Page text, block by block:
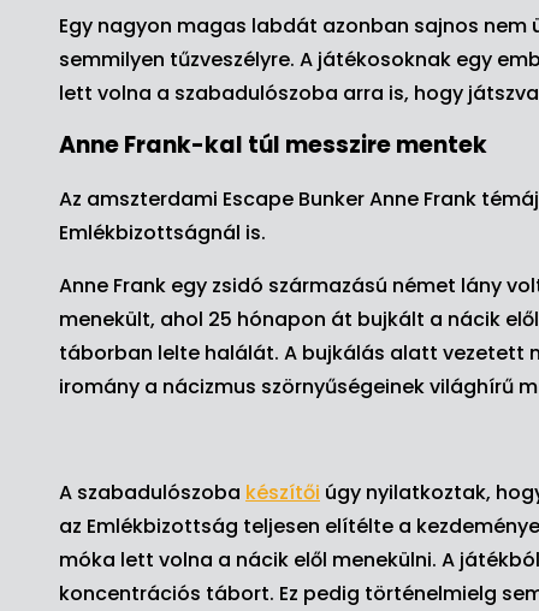
Egy nagyon magas labdát azonban sajnos
semmilyen tűzveszélyre. A játékosoknak egy
lett volna a szabadulószoba arra is, hogy
Anne Frank-kal túl messzire mentek
Az amszterdami Escape Bunker Anne Frank
Emlékbizottságnál is.
Anne Frank egy zsidó származású német lány
menekült, ahol 25 hónapon át bujkált a nácik
táborban lelte halálát. A bujkálás alatt vezetett
iromány a nácizmus szörnyűségeinek világhírű
A szabadulószoba készítői úgy nyilatkoztak,
az Emlékbizottság teljesen elítélte a
móka lett volna a nácik elől menekülni. A
koncentrációs tábort. Ez pedig történelmielg